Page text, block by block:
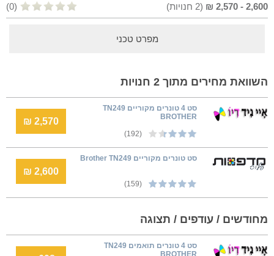
2,600
-
2,570
₪
(
2 חנויות) (0)
מפרט טכני
השוואת מחירים מתוך 2 חנויות
סט 4 טונרים מקוריים TN249
BROTHER
(192)
2,570 ₪
סט טונרים מקוריים Brother TN249
(159)
2,600 ₪
מחודשים / עודפים / תצוגה
סט 4 טונרים תואמים TN249
BROTHER